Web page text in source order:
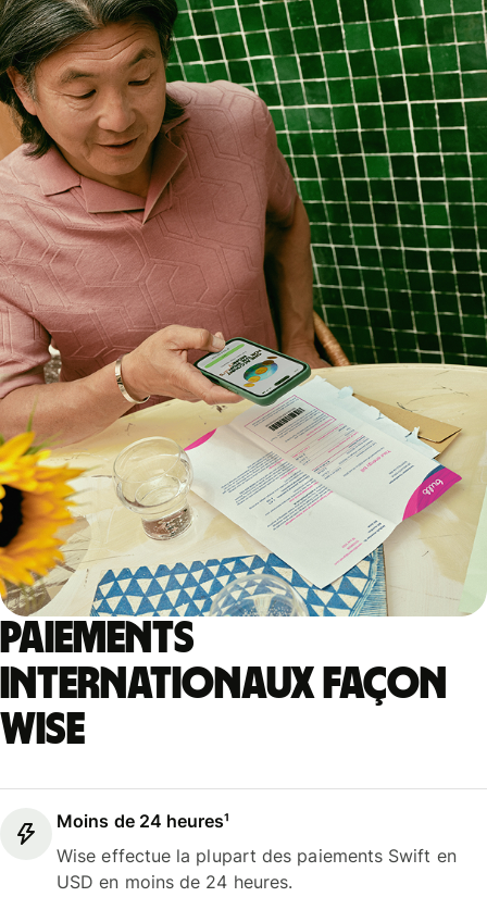
Paiements
internationaux façon
Wise
Moins de 24 heures¹
Wise effectue la plupart des paiements Swift en
USD en moins de 24 heures.